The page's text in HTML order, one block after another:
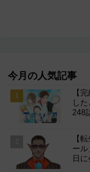
今月の人気記事
【
し
248
【
ール
日